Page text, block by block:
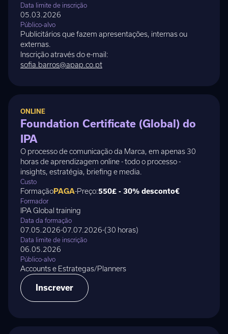
Data limite de inscrição
05.03.2026
Público-alvo
Publicitários que fazem apresentações, internas ou
externas.
Inscrição através do e-mail:
sofia.barros@apap.co.pt
ONLINE
Foundation Certificate (Global) do
IPA
O processo de comunicação da Marca, em apenas 30
horas de aprendizagem online - todo o processo -
insights, estratégia, briefing e media.
Custo
FormaçãoPAGA-Preço:550£ - 30% desconto€
Formador
IPA Global training
Data da formação
07.05.2026-07.07.2026-(30 horas)
Data limite de inscrição
06.05.2026
Público-alvo
Accounts e Estrategas/Planners
Inscrever